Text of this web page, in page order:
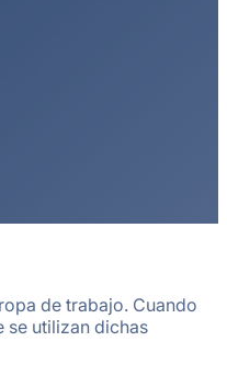
de trabajo. Cuando
se utilizan dichas